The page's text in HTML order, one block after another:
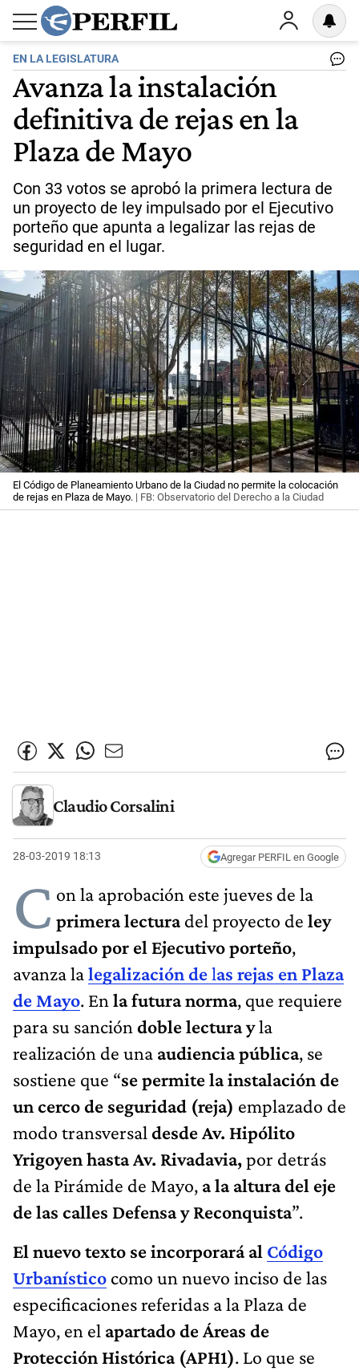
EN LA LEGISLATURA
Avanza la instalación
definitiva de rejas en la
Plaza de Mayo
Con 33 votos se aprobó la primera lectura de
un proyecto de ley impulsado por el Ejecutivo
porteño que apunta a legalizar las rejas de
seguridad en el lugar.
El Código de Planeamiento Urbano de la Ciudad no permite la colocación
de rejas en Plaza de Mayo. | FB: Observatorio del Derecho a la Ciudad
Claudio Corsalini
28-03-2019 18:13 Agregar PERFIL en Google
C on la aprobación este jueves de la
primera lecturadel proyecto de ley
impulsado por el Ejecutivo porteño,
avanza lalegalización delas rejas en Plaza
de Mayo. En la futura norma, que requiere
para su sanción doble lectura yla
realización de una audiencia pública, se
sostiene que “se permite la instalación de
un cerco de seguridad (reja) emplazado de
modo transversal desde Av. Hipólito
Yrigoyen hasta Av. Rivadavia,por detrás
de la Pirámide de Mayo, a la altura del eje
de las calles Defensa y Reconquista”.
El nuevo texto se incorporará al Código
Urbanístico como un nuevo inciso de las
especificaciones referidas a la Plaza de
Mayo, en el apartado de Áreas de
Protección Histórica (APH1). Lo que se